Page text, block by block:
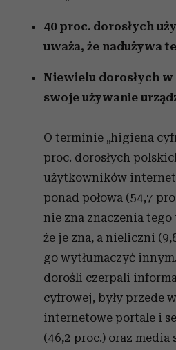
40 proc. dorosłych
uważa, że nadużywa
Niewielu dorosłych
swoje używanie
O terminie „higiena
proc. dorosłych
użytkowników
ponad połowa (54,7
nie zna znaczenia
że je zna, a nieliczni
go wytłumaczyć
dorośli czerpali
cyfrowej, były przede
internetowe portale i
(46,2 proc.) oraz media